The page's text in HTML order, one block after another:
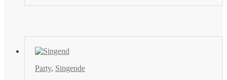
Party, Singende